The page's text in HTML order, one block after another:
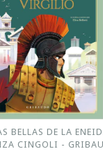
BELLAS DE LA
CINGOLI -